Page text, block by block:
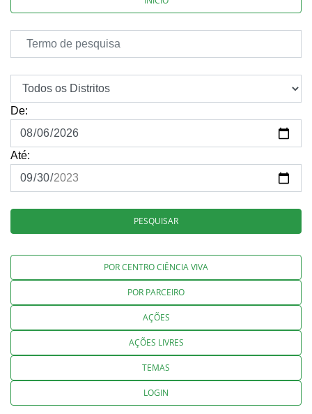
De:
Até:
PESQUISAR
POR CENTRO CIÊNCIA VIVA
POR PARCEIRO
AÇÕES
AÇÕES LIVRES
TEMAS
LOGIN